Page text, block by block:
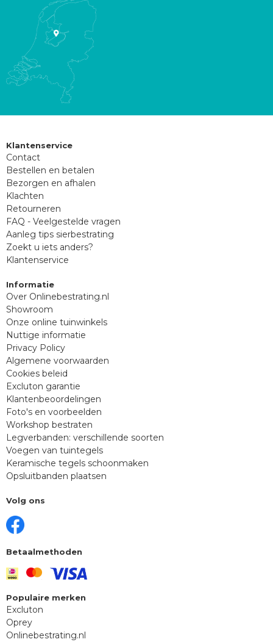
Klantenservice
Contact
Bestellen en betalen
Bezorgen en afhalen
Klachten
Retourneren
FAQ - Veelgestelde vragen
Aanleg tips sierbestrating
Zoekt u iets anders?
Klantenservice
Informatie
Over Onlinebestrating.nl
Showroom
Onze online tuinwinkels
Nuttige informatie
Privacy Policy
Algemene voorwaarden
Cookies beleid
Excluton garantie
Klantenbeoordelingen
Foto's en voorbeelden
Workshop bestraten
Legverbanden: verschillende soorten
Voegen van tuintegels
Keramische tegels schoonmaken
Opsluitbanden plaatsen
Volg ons
Betaalmethoden
Populaire merken
Excluton
Oprey
Onlinebestrating.nl